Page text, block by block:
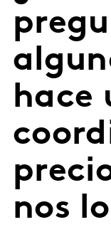
hace
nos